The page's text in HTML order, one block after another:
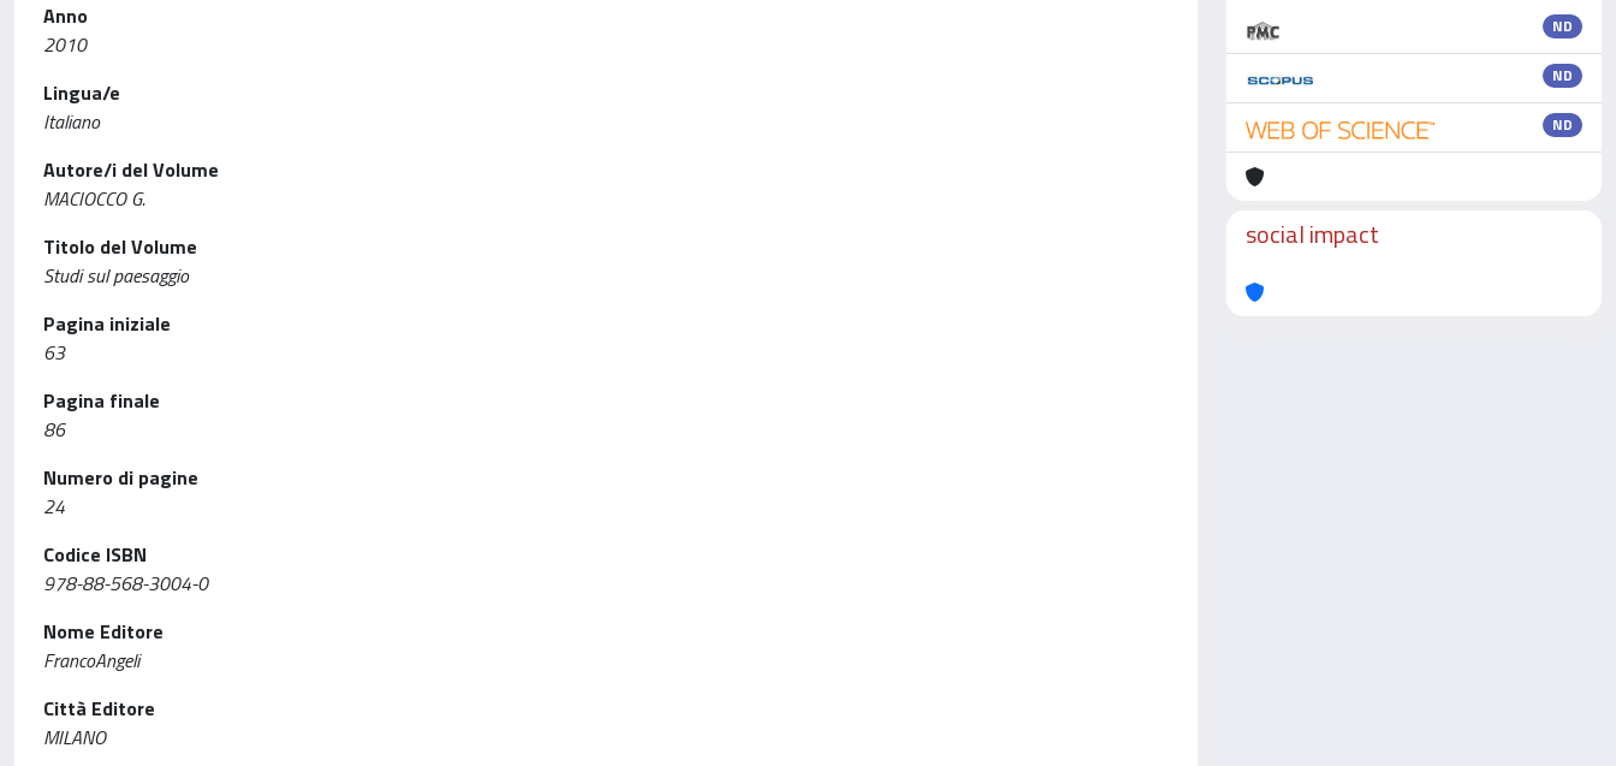
Anno
2010
Lingua/e
Italiano
Autore/i del Volume
MACIOCCO G.
Titolo del Volume
Studi sul paesaggio
Pagina iniziale
63
Pagina finale
86
Numero di pagine
24
Codice ISBN
978-88-568-3004-0
Nome Editore
FrancoAngeli
Città Editore
MILANO
ND
ND
ND
social impact